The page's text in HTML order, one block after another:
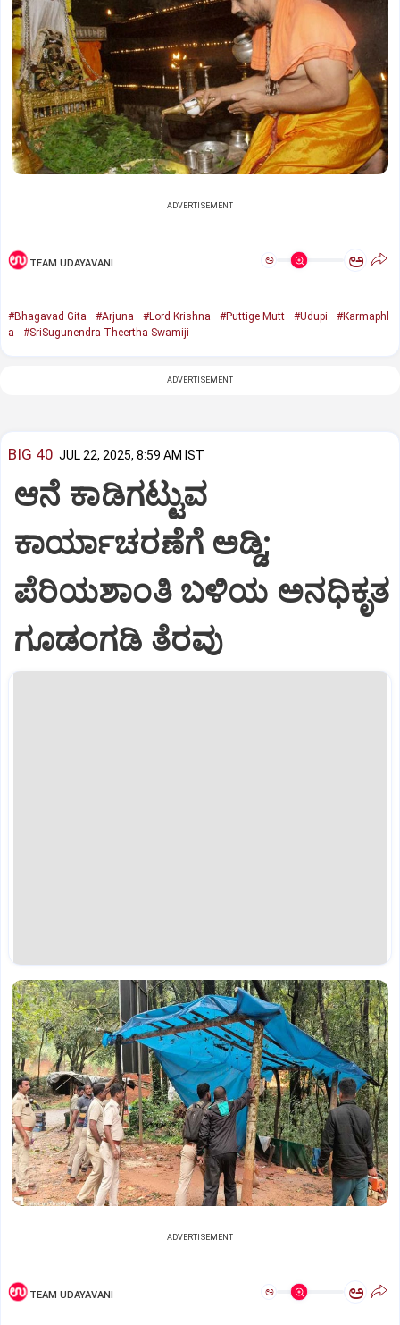
ADVERTISEMENT
TEAM UDAYAVANI ಅ ಅ
#Bhagavad Gita #Arjuna #Lord Krishna #Puttige Mutt #Udupi
#Karmaphl
a
#SriSugunendra Theertha Swamiji
ADVERTISEMENT
BIG 40 JUL 22, 2025, 8:59 AM IST
ಆನೆ ಕಾಡಿಗಟ್ಟುವ
ಕಾರ್ಯಾಚರಣೆಗೆ ಅಡ್ಡಿ;
ಪೆರಿಯಶಾಂತಿ ಬಳಿಯ ಅನಧಿಕೃತ
ಗೂಡಂಗಡಿ ತೆರವು
ADVERTISEMENT
TEAM UDAYAVANI ಅ ಅ